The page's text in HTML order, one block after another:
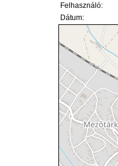
Felhasználó:
Dátum: